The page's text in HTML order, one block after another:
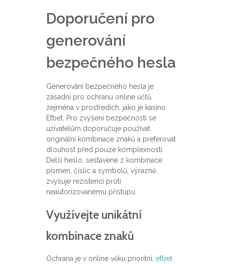
Doporučení pro
generování
bezpečného hesla
Generování bezpečného hesla je
zásadní pro ochranu online účtů,
zejména v prostředích, jako je kasino
Efbet. Pro zvýšení bezpečnosti se
uživatelům doporučuje používat
originální kombinace znaků a preferovat
dlouhost před pouze komplexností.
Delší heslo, sestavené z kombinace
písmen, číslic a symbolů, výrazně
zvyšuje rezistenci proti
neautorizovanému přístupu.
Využívejte unikátní
kombinace znaků
Ochrana je v online věku prioritní, efbet